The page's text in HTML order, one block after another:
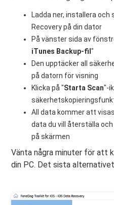
Ladda ner, installera och
Recovery på din dator
På vänster sida av
iTunes Backup-fil"
Den upptäcker all
på datorn för visning
Klicka på "Starta Scan"-
All data kommer att
data du vill återställa och
på skärmen
Vänta några minuter för att
din PC. Det sista alternativet